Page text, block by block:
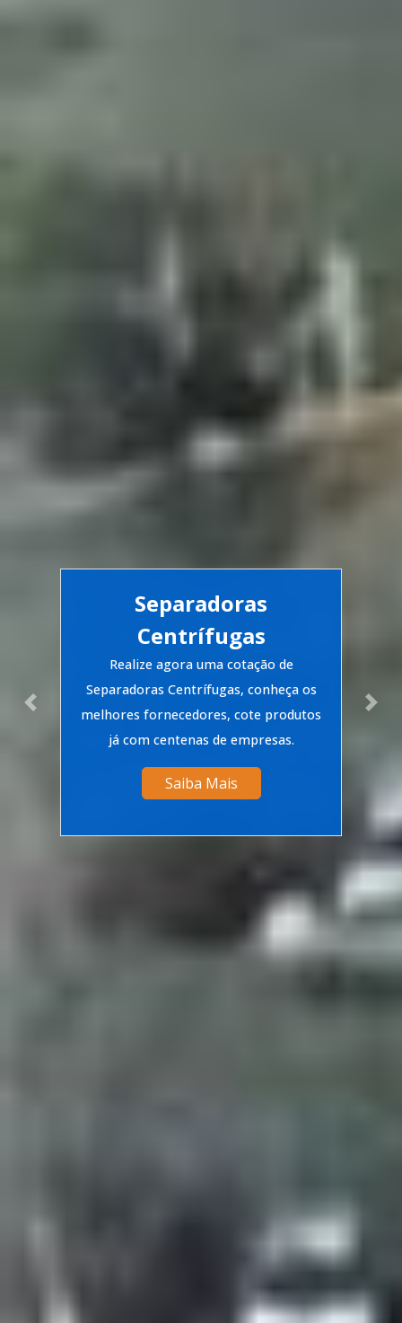
Separadoras
Centrífugas
Realize agora uma cotação de
Separadoras Centrífugas, conheça os
melhores fornecedores, cote produtos
já com centenas de empresas.
Saiba Mais
Previous Next